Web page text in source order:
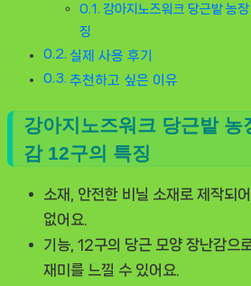
강아지노즈워크 당근밭 농
징
실제 사용 후기
추천하고 싶은 이유
강아지노즈워크 당근밭 농
감 12구의 특징
소재, 안전한 비닐 소재로 제작되
없어요.
기능, 12구의 당근 모양 장난감으
재미를 느낄 수 있어요.